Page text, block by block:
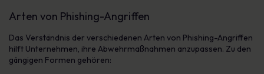
Arten von Phishing-Angriffen
Das Verständnis der verschiedenen Arten von Phishing-Angriffen
hilft Unternehmen, ihre Abwehrmaßnahmen anzupassen. Zu den
gängigen Formen gehören: